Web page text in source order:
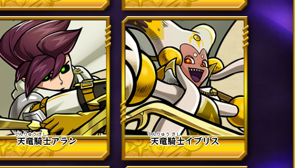
天竜騎士アラン 天竜騎士イブリス